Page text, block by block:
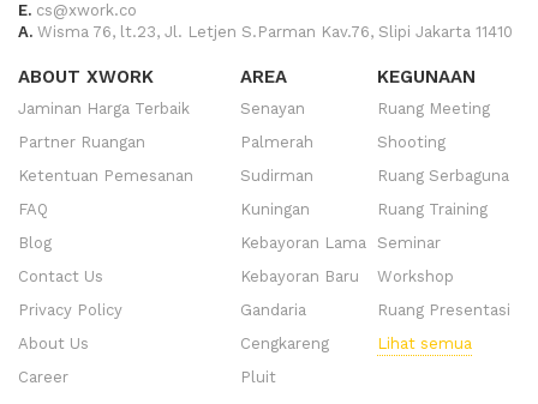
E. cs@xwork.co
A. Wisma 76, lt.23, Jl. Letjen S.Parman Kav.76, Slipi Jakarta 11410
ABOUT XWORK
Jaminan Harga Terbaik
Partner Ruangan
Ketentuan Pemesanan
FAQ
Blog
Contact Us
Privacy Policy
About Us
Career
AREA
Senayan
Palmerah
Sudirman
Kuningan
Kebayoran Lama
Kebayoran Baru
Gandaria
Cengkareng
Pluit
KEGUNAAN
Ruang Meeting
Shooting
Ruang Serbaguna
Ruang Training
Seminar
Workshop
Ruang Presentasi
Lihat semua